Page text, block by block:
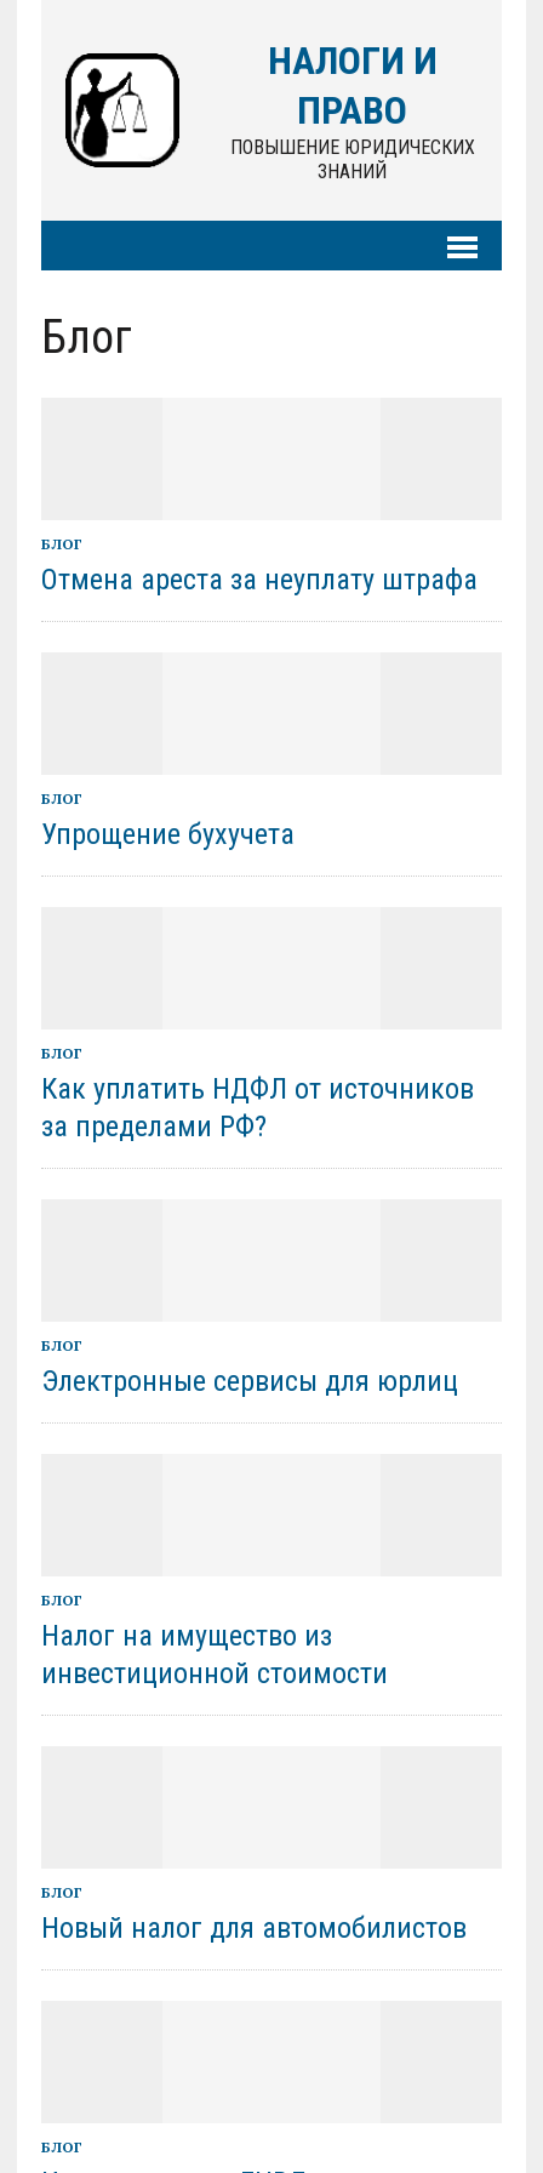
НАЛОГИ И
ПРАВО
ПОВЫШЕНИЕ ЮРИДИЧЕСКИХ
ЗНАНИЙ
Блог
БЛОГ
Отмена ареста за неуплату штрафа
БЛОГ
Упрощение бухучета
БЛОГ
Как уплатить НДФЛ от источников
за пределами РФ?
БЛОГ
Электронные сервисы для юрлиц
БЛОГ
Налог на имущество из
инвестиционной стоимости
БЛОГ
Новый налог для автомобилистов
БЛОГ